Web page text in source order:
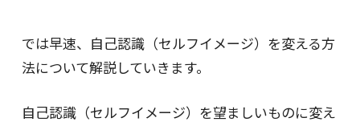
では早速、自己認識（セルフイメージ）を変える方
法について解説していきます。
自己認識（セルフイメージ）を望ましいものに変え